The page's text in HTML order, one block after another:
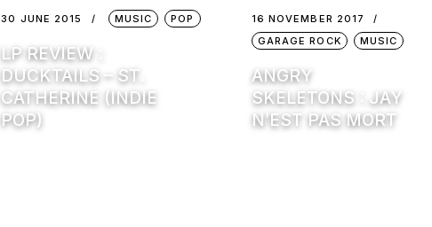
30 JUNE 2015 MUSIC POP
LP REVIEW :
DUCKTAILS – ST.
CATHERINE (INDIE
POP)
16 NOVEMBER 2017
GARAGE ROCK
MUSIC
ANGRY
SKELETONS : JAY
N’EST PAS MORT